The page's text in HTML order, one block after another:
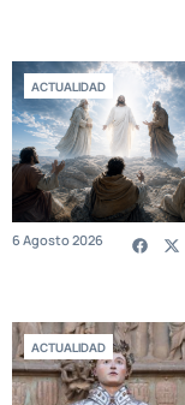
ACTUALIDAD
6 Agosto 2026
ACTUALIDAD